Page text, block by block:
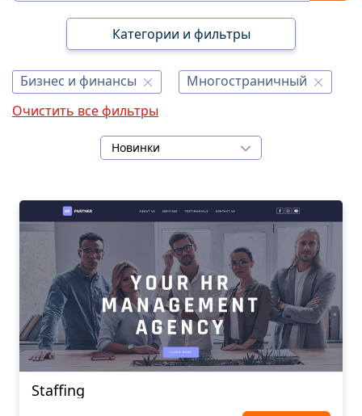
Категории и фильтры
Бизнес и финансы
Многостраничный
Очистить все фильтры
Новинки
Staffing